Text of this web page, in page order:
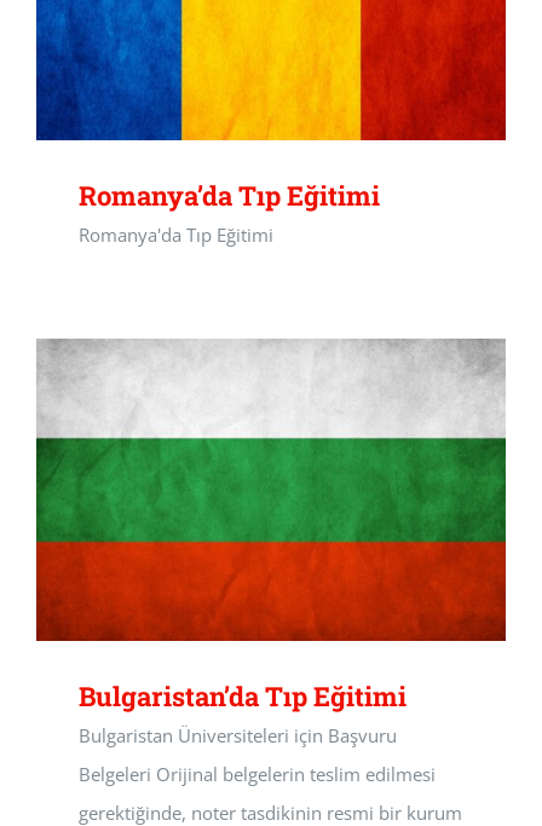
Romanya’da Tıp Eğitimi
Romanya'da Tıp Eğitimi
Bulgaristan’da Tıp Eğitimi
Bulgaristan Üniversiteleri için Başvuru
Belgeleri Orijinal belgelerin teslim edilmesi
gerektiğinde, noter tasdikinin resmi bir kurum